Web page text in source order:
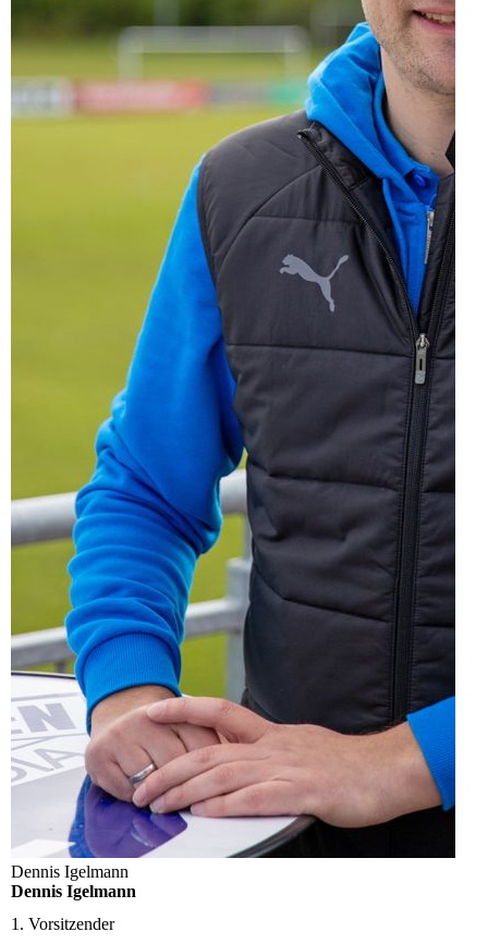
Dennis Igelmann
Dennis Igelmann
1. Vorsitzender